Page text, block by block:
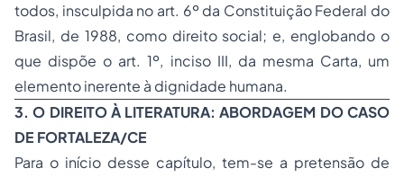
todos, insculpida no art. 6º da Constituição Federal do
Brasil, de 1988, como direito social; e, englobando o
que dispõe o art. 1º, inciso III, da mesma Carta, um
elemento inerente à dignidade humana.
3. O DIREITO À LITERATURA: ABORDAGEM DO CASO
DE FORTALEZA/CE
Para o início desse capítulo, tem-se a pretensão de